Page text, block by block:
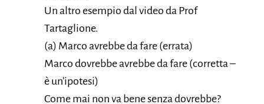
Un altro esempio dal video da Prof
Tartaglione.
(a) Marco avrebbe da fare (errata)
Marco dovrebbe avrebbe da fare (corretta –
è un’ipotesi)
Come mai non va bene senza dovrebbe?